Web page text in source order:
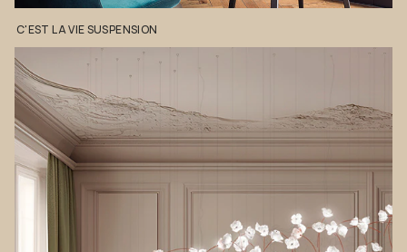
C'EST LAVIESUSPENSION